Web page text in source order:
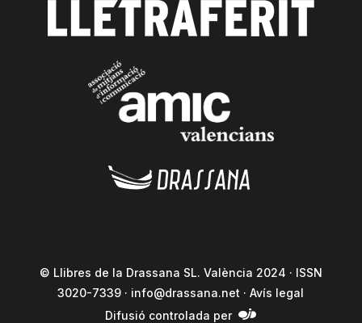
© Llibres de la Drassana SL. València 2024 · ISSN
3020-7339 · info@drassana.net ·Avís legal
Difusió controlada per